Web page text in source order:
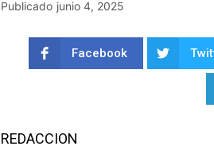
Publicado junio 4, 2025
Facebook
REDACCION